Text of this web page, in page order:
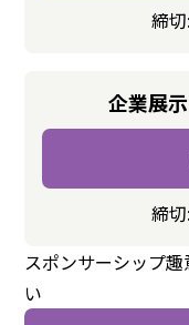
締
企業展示
締
スポンサーシップ
い